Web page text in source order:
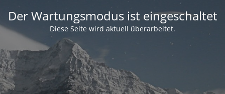
Der Wartungsmodus ist eingeschaltet
Diese Seite wird aktuell überarbeitet.